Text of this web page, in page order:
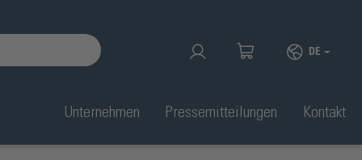
DE
Unternehmen Pressemitteilungen Kontakt